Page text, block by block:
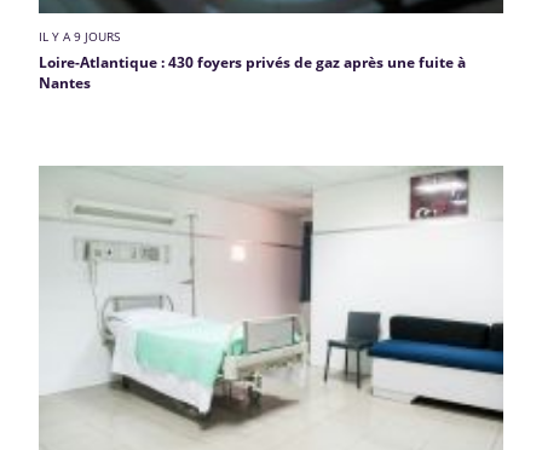
IL Y A 9 JOURS
Loire-Atlantique : 430 foyers privés de gaz après une fuite à
Nantes